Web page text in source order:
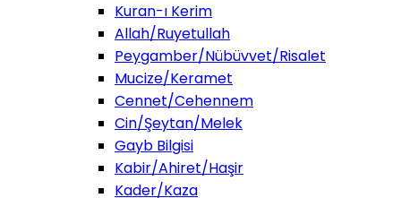
Kuran-ı Kerim
Allah/Ruyetullah
Peygamber/Nübüvvet/Risalet
Mucize/Keramet
Cennet/Cehennem
Cin/Şeytan/Melek
Gayb Bilgisi
Kabir/Ahiret/Haşir
Kader/Kaza